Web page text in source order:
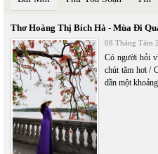
Thơ Hoàng Thị Bích Hà - Mùa Đi
08 Tháng Tám
Có người hỏi
chút tăm hơi /
dần một